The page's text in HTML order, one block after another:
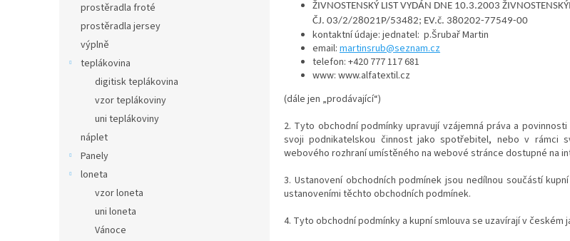
prostěradla froté
prostěradla jersey
výplně
teplákovina
digitisk teplákovina
vzor teplákoviny
uni teplákoviny
náplet
Panely
loneta
vzor loneta
uni loneta
Vánoce
ŽIVNOSTENSKÝ LIST VYDÁN DNE 10.3.2003
ČJ. 03/2/28021P/53482; EV.č. 380202-77549-00
kontaktní údaje: jednatel: p.Šrubař Martin
email: martinsrub@seznam.cz
telefon: +420 777 117 681
www: www.alfatextil.cz
(dále jen „prodávající“)
2. Tyto obchodní podmínky upravují vzájemná práva a
svoji podnikatelskou činnost jako spotřebitel, nebo v rámci
webového rozhraní umístěného na webové stránce dostupné na
3. Ustanovení obchodních podmínek jsou nedílnou součástí
ustanoveními těchto obchodních podmínek.
4. Tyto obchodní podmínky a kupní smlouva se uzavírají v českém